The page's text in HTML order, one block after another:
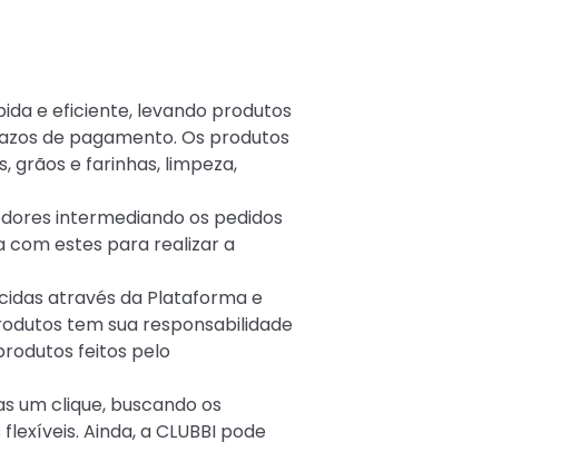
e eficiente, levando produtos
de pagamento. Os produtos
grãos e farinhas, limpeza,
intermediando os pedidos
com estes para realizar a
através da Plataforma e
tem sua responsabilidade
feitos pelo
um clique, buscando os
Ainda, a CLUBBI pode